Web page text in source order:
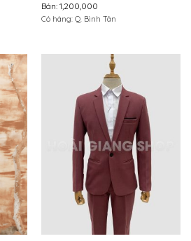
Bán: 1,200,000
Có hàng: Q. Bình Tân